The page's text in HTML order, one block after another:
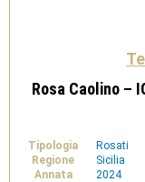
Rosa Caolino –
Tipologia
Rosati
Regione
Sicilia
Annata
2024